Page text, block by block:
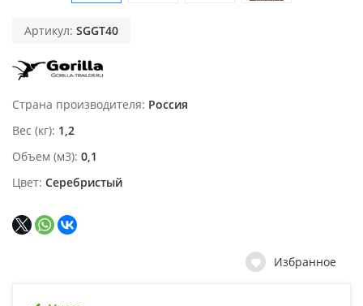
Артикул: SGGT40
Страна производителя Россия
Вес (кг) 1,2
Объем (м3) 0,1
Цвет Серебристый
Избранное